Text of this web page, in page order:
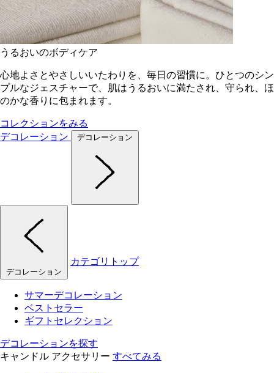
うるおいのボディケア
心地よさとやさしいいたわりを、毎日の習慣に。ひとつのシン
プルなジェスチャーで、肌はうるおいに満たされ、守られ、ほ
のかな香りに包まれます。
コレクションをみる
デコレーション
デコレーション
デコレーション
カテゴリトップ
サマーデコレーション
ベストセラー
ギフトセレクション
デコレーションを探す
キャンドル アクセサリー すべてみる